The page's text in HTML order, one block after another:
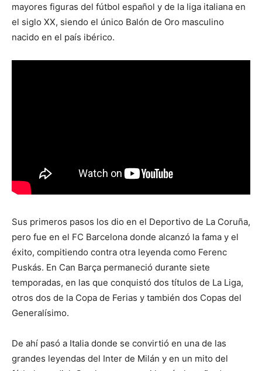
mayores figuras del fútbol español y de la liga italiana en
el siglo XX, siendo el único Balón de Oro masculino
nacido en el país ibérico.
Sus primeros pasos los dio en el Deportivo de La Coruña,
pero fue en el FC Barcelona donde alcanzó la fama y el
éxito, compitiendo contra otra leyenda como Ferenc
Puskás. En Can Barça permaneció durante siete
temporadas, en las que conquistó dos títulos de La Liga,
otros dos de la Copa de Ferias y también dos Copas del
Generalísimo.
De ahí pasó a Italia donde se convirtió en una de las
grandes leyendas del Inter de Milán y en un mito del